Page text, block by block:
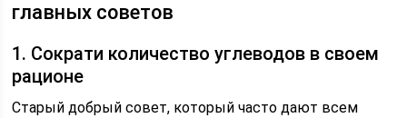
главных советов
1. Сократи количество углеводов в своем
рационе
Старый добрый совет, который часто дают всем